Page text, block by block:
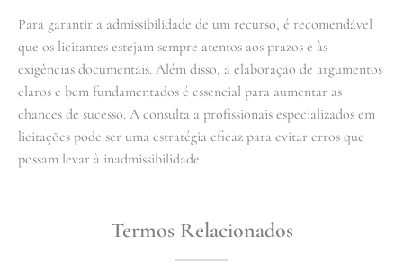
Para garantir a admissibilidade de um recurso, é recomendável
que os licitantes estejam sempre atentos aos prazos e às
exigências documentais. Além disso, a elaboração de argumentos
claros e bem fundamentados é essencial para aumentar as
chances de sucesso. A consulta a profissionais especializados em
licitações pode ser uma estratégia eficaz para evitar erros que
possam levar à inadmissibilidade.
Termos Relacionados